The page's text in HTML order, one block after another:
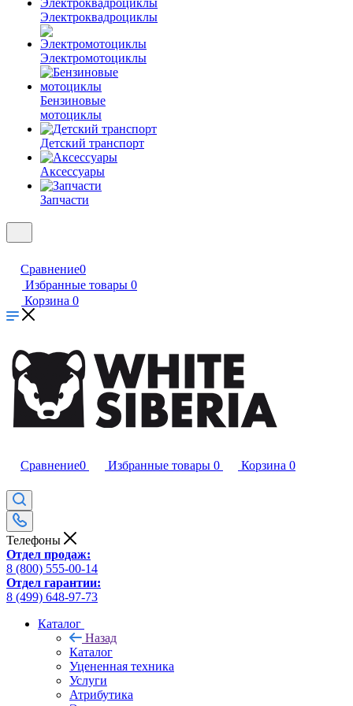
Электроквадроциклы
Электромотоциклы
Бензиновые
мотоциклы
Детский транспорт
Аксессуары
Запчасти
Сравнение0
Избранные товары 0
Корзина 0
Сравнение0 Избранные товары 0 Корзина 0
Телефоны
Отдел продаж:
8 (800) 555-00-14
Отдел гарантии:
8 (499) 648-97-73
Каталог
Назад
Каталог
Уцененная техника
Услуги
Атрибутика